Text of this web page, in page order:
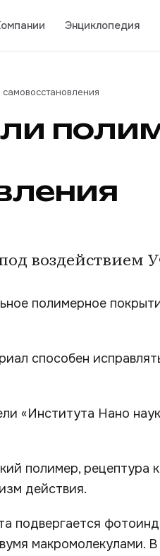
Энциклопедия
воздействием
полимерное
способен
«Института Нано
полимер, рецептура
действия.
подвергается
макромолекулами. В